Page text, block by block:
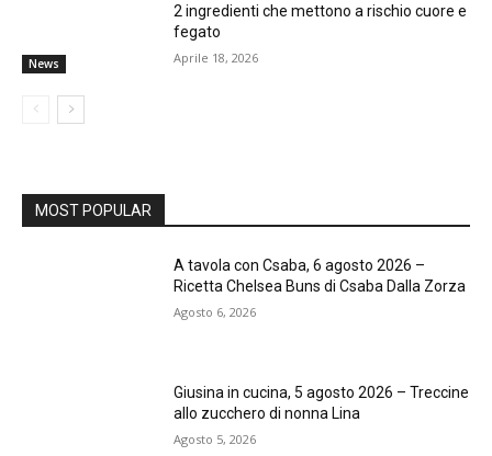
News
2 ingredienti che mettono a rischio cuore e
fegato
Aprile 18, 2026
MOST POPULAR
A tavola con Csaba, 6 agosto 2026 –
Ricetta Chelsea Buns di Csaba Dalla Zorza
Agosto 6, 2026
Giusina in cucina, 5 agosto 2026 – Treccine
allo zucchero di nonna Lina
Agosto 5, 2026